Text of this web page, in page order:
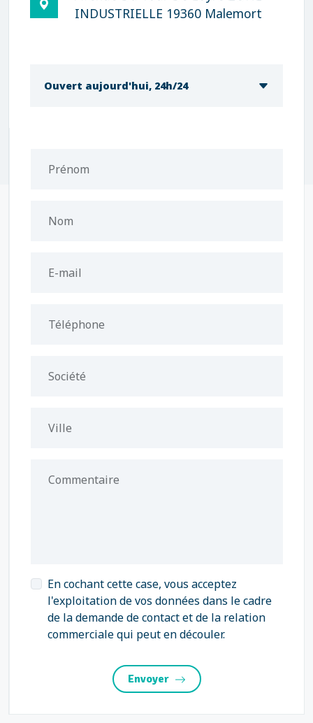
INDUSTRIELLE 19360 Malemort
Ouvert aujourd'hui, 24h/24
Prénom
Nom
E-mail
Téléphone
Société
Ville
Commentaire
En cochant cette case, vous acceptez
l'exploitation de vos données dans le cadre
de la demande de contact et de la relation
commerciale qui peut en découler.
Envoyer